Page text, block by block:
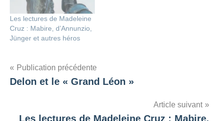
Les lectures de Madeleine
Cruz : Mabire, d’Annunzio,
Jünger et autres héros
Navigation
de
Publication précédente
Delon et le « Grand Léon »
Article suivant
Les lectures de Madeleine Cruz : Mabire,